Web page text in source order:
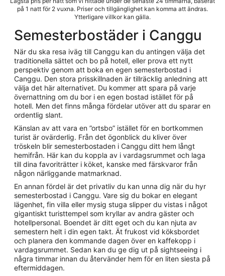
på 1 natt för 2 vuxna. Priser och tillgänglighet kan komma att ändras.
Ytterligare villkor kan gälla.
Semesterbostäder i Canggu
När du ska resa iväg till Canggu kan du antingen välja det
traditionella sättet och bo på hotell, eller prova ett nytt
perspektiv genom att boka en egen semesterbostad i
Canggu. Den stora prisskillnaden är tillräcklig anledning att
välja det här alternativet. Du kommer att spara på varje
övernattning om du bor i en egen bostad istället för på
hotell. Men det finns många fördelar utöver att du sparar en
ordentlig slant.
Känslan av att vara en ”ortsbo” istället för en bortkommen
turist är ovärderlig. Från det ögonblick du kliver över
tröskeln blir semesterbostaden i Canggu ditt hem långt
hemifrån. Här kan du koppla av i vardagsrummet och laga
till dina favoriträtter i köket, kanske med färskvaror från
någon närliggande matmarknad.
En annan fördel är det privatliv du kan unna dig när du hyr
semesterbostad i Canggu. Vare sig du bokar en elegant
lägenhet, fin villa eller mysig stuga slipper du vistas i något
gigantiskt turisttempel som kryllar av andra gäster och
hotellpersonal. Boendet är ditt eget och du kan njuta av
semestern helt i din egen takt. Ät frukost vid köksbordet
och planera den kommande dagen över en kaffekopp i
vardagsrummet. Sedan kan du ge dig ut på sightseeing i
några timmar innan du återvänder hem för en liten siesta på
eftermiddagen.